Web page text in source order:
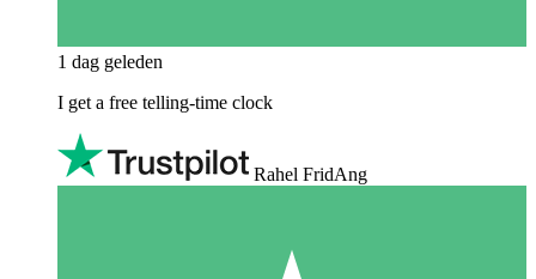
1 dag geleden
I get a free telling-time clock
Rahel FridAng